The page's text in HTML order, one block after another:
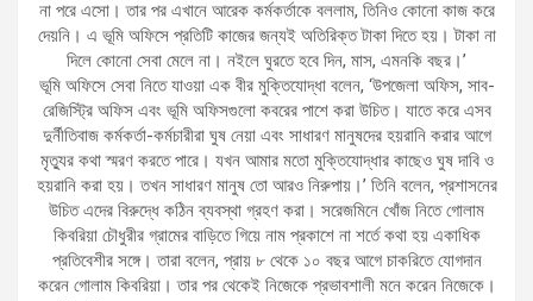
না পরে এসো। তার পর এখানে আরেক কর্মকর্তাকে বললাম, তিনিও কোনো কাজ করে
দেয়নি। এ ভূমি অফিসে প্রতিটি কাজের জন্যই অতিরিক্ত টাকা দিতে হয়। টাকা না
দিলে কোনো সেবা মেলে না। নইলে ঘুরতে হবে দিন, মাস, এমনকি বছর।’
ভূমি অফিসে সেবা নিতে যাওয়া এক বীর মুক্তিযোদ্ধা বলেন, ‘উপজেলা অফিস, সাব-
রেজিস্ট্রি অফিস এবং ভূমি অফিসগুলো কবরের পাশে করা উচিত। যাতে করে এসব
দুর্নীতিবাজ কর্মকর্তা-কর্মচারীরা ঘুষ নেয়া এবং সাধারণ মানুষদের হয়রানি করার আগে
মৃত্যুর কথা স্মরণ করতে পারে। যখন আমার মতো মুক্তিযোদ্ধার কাছেও ঘুষ দাবি ও
হয়রানি করা হয়। তখন সাধারণ মানুষ তো আরও নিরুপায়।’ তিনি বলেন, প্রশাসনের
উচিত এদের বিরুদ্ধে কঠিন ব্যবস্থা গ্রহণ করা। সরেজমিনে খোঁজ নিতে গোলাম
কিবরিয়া চৌধুরীর গ্রামের বাড়িতে গিয়ে নাম প্রকাশে না শর্তে কথা হয় একাধিক
প্রতিবেশীর সঙ্গে। তারা বলেন, প্রায় ৮ থেকে ১০ বছর আগে চাকরিতে যোগদান
করেন গোলাম কিবরিয়া। তার পর থেকেই নিজেকে প্রভাবশালী মনে করেন নিজেকে।